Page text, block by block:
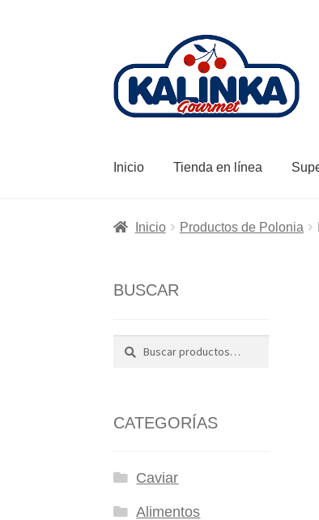
la
navegación
contenido
Inicio Tienda en línea
Inicio Productos de Polonia
BUSCAR
Buscar
por:
Buscar
CATEGORÍAS
Caviar
Alimentos